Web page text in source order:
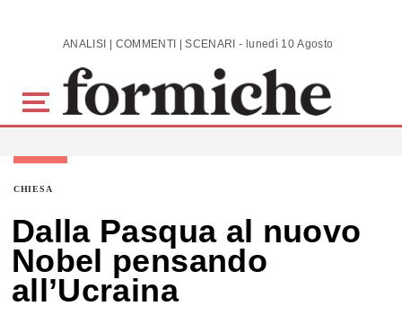
Skip to main content ANALISI | COMMENTI | SCENARI - lunedì 10 Agosto 2026
CHIESA
Dalla Pasqua al nuovo
Nobel pensando
all’Ucraina